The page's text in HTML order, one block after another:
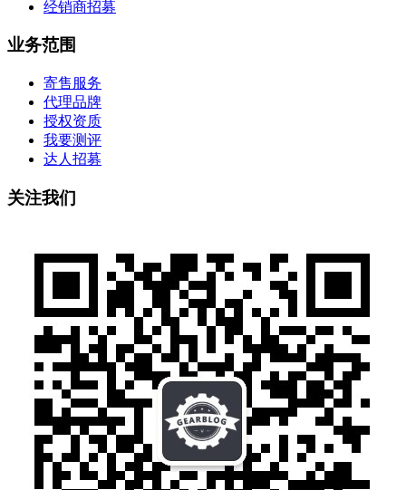
经销商招募
业务范围
寄售服务
代理品牌
授权资质
我要测评
达人招募
关注我们